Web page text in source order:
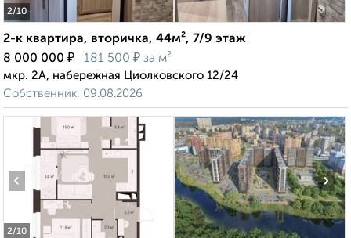
2/10
2-к квартира, вторичка, 44м², 7/9 этаж
8 000 000 ₽ 181 500 ₽ за м²
мкр. 2А, набережная Циолковского 12/24
Собственник, 09.08.2026
2/10
‹ ›